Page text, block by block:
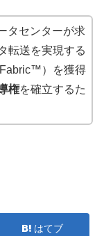
タセンターが求
転送を実現する
）を獲得
権を確立するた
はてブ